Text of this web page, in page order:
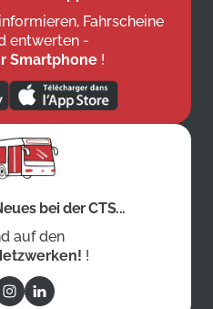
Fahrscheine
entwerten -
Smartphone !
bei der CTS...
auf den
!